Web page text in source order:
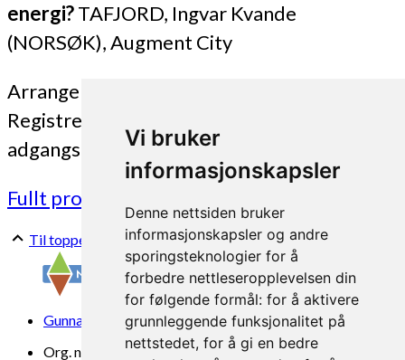
Vi bruker
informasjonskapsler
Denne nettsiden bruker
informasjonskapsler og andre
sporingsteknologier for å
forbedre nettleseropplevelsen din
for følgende formål: for å aktivere
grunnleggende funksjonalitet på
nettstedet, for å gi en bedre
energi?TAFJORD, Ingvar Kvande
(NORSØK), Augment City
Arrangementet er gratis og opent for alle.
Registrer deg for å sikre deg inngong og
adgangskort.
Fullt program og registrering finner du her.
Til toppen
Gunnars veg 6, 6630 Tingvoll
Org. nr. 969 840 383